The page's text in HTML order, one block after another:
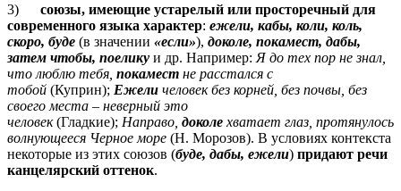
3) союзы, имеющие устарелый или просторечный для
современного языка характер: ежели, кабы, коли, коль,
скоро, буде (в значении «если»), доколе, покамест, дабы,
затем чтобы, поелику и др. Например: Я до тех пор не знал,
что люблю тебя, покамест не расстался с
тобой (Куприн); Ежели человек без корней, без почвы, без
своего места – неверный это
человек(Гладкие); Направо, доколе хватает глаз, протянулось
волнующееся Черное море (Н. Морозов). В условиях контекста
некоторые из этих союзов (буде, дабы, ежели) придают речи
канцелярский оттенок.